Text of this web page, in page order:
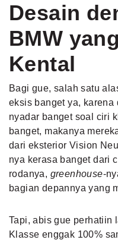
Desain
BMW
Kental
Bagi gue, salah satu
eksis banget ya, karena
nyadar banget soal ciri
banget, makanya
dari eksterior Vision
nya kerasa banget dari
rodanya, greenhouse-
bagian depannya yang
Tapi, abis gue perhatiin
Klasse enggak 100%